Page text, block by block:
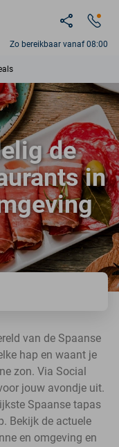
Zo bereikbaar vanaf 08:00
9,4
de
in
van de Spaanse
hap en waant je
zon. Via Social
jouw avondje uit.
Spaanse tapas
Bekijk de actuele
en omgeving en